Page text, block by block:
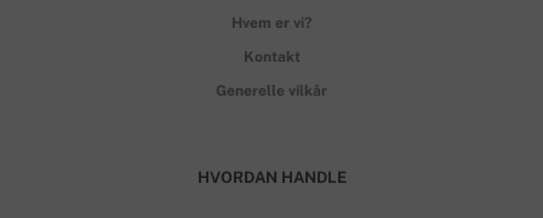
Hvem er vi?
Kontakt
Generelle vilkår
HVORDAN HANDLE